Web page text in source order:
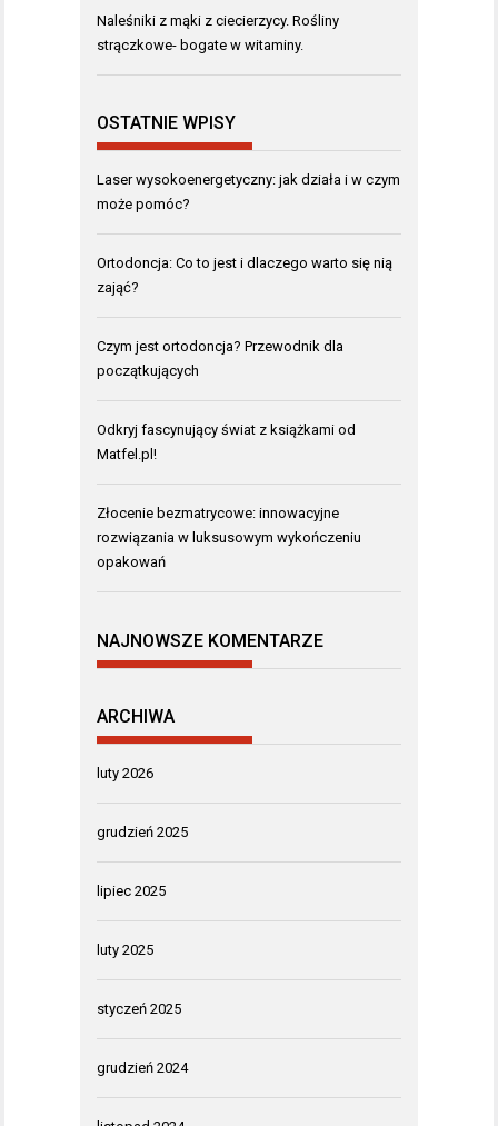
Naleśniki z mąki z ciecierzycy. Rośliny
strączkowe- bogate w witaminy.
OSTATNIE WPISY
Laser wysokoenergetyczny: jak działa i w czym
może pomóc?
Ortodoncja: Co to jest i dlaczego warto się nią
zająć?
Czym jest ortodoncja? Przewodnik dla
początkujących
Odkryj fascynujący świat z książkami od
Matfel.pl!
Złocenie bezmatrycowe: innowacyjne
rozwiązania w luksusowym wykończeniu
opakowań
NAJNOWSZE KOMENTARZE
ARCHIWA
luty 2026
grudzień 2025
lipiec 2025
luty 2025
styczeń 2025
grudzień 2024